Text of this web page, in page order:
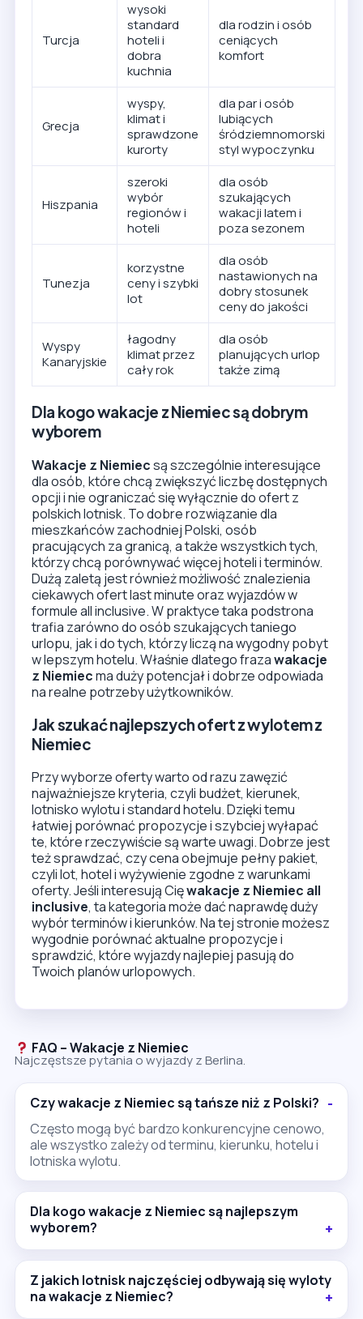
Turcja
wysoki
standard
hoteli i
dobra
kuchnia
dla rodzin i osób
ceniących
komfort
Grecja
wyspy,
klimat i
sprawdzone
kurorty
dla par i osób
lubiących
śródziemnomorski
styl wypoczynku
Hiszpania
szeroki
wybór
regionów i
hoteli
dla osób
szukających
wakacji latem i
poza sezonem
Tunezja
korzystne
ceny i szybki
lot
dla osób
nastawionych na
dobry stosunek
ceny do jakości
Wyspy
Kanaryjskie
łagodny
klimat przez
cały rok
dla osób
planujących urlop
także zimą
Dla kogo wakacje z Niemiec są dobrym
wyborem
Wakacje z Niemiecsą szczególnie interesujące
dla osób, które chcą zwiększyć liczbę dostępnych
opcji i nie ograniczać się wyłącznie do ofert z
polskich lotnisk. To dobre rozwiązanie dla
mieszkańców zachodniej Polski, osób
pracujących za granicą, a także wszystkich tych,
którzy chcą porównywać więcej hoteli i terminów.
Dużą zaletą jest również możliwość znalezienia
ciekawych ofert last minute oraz wyjazdów w
formule all inclusive. W praktyce taka podstrona
trafia zarówno do osób szukających taniego
urlopu, jak i do tych, którzy liczą na wygodny pobyt
w lepszym hotelu. Właśnie dlatego frazawakacje
z Niemiecma duży potencjał i dobrze odpowiada
na realne potrzeby użytkowników.
Jak szukać najlepszych ofert z wylotem z
Niemiec
Przy wyborze oferty warto od razu zawęzić
najważniejsze kryteria, czyli budżet, kierunek,
lotnisko wylotu i standard hotelu. Dzięki temu
łatwiej porównać propozycje i szybciej wyłapać
te, które rzeczywiście są warte uwagi. Dobrze jest
też sprawdzać, czy cena obejmuje pełny pakiet,
czyli lot, hotel i wyżywienie zgodne z warunkami
oferty. Jeśli interesują Cięwakacje z Niemiec all
inclusive, ta kategoria może dać naprawdę duży
wybór terminów i kierunków. Na tej stronie możesz
wygodnie porównać aktualne propozycje i
sprawdzić, które wyjazdy najlepiej pasują do
Twoich planów urlopowych.
FAQ – Wakacje z Niemiec
Najczęstsze pytania o wyjazdy z Berlina.
Czy wakacje z Niemiec są tańsze niż z Polski?
Często mogą być bardzo konkurencyjne cenowo,
ale wszystko zależy od terminu, kierunku, hotelu i
lotniska wylotu.
Dla kogo wakacje z Niemiec są najlepszym
wyborem?
Z jakich lotnisk najczęściej odbywają się wyloty
na wakacje z Niemiec?